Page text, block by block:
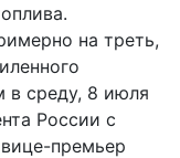
на треть,
в среду, 8 июля
России с
премьер